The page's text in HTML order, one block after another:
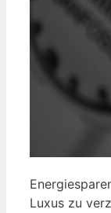
Luxus zu